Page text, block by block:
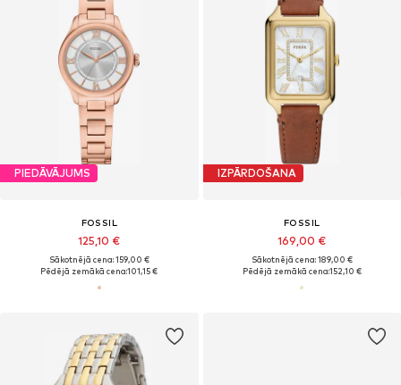
PIEDĀVĀJUMS
FOSSIL
125,10 €
Sākotnējā cena: 159,00 €
Pēdējā zemākā cena:101,15 €
IZPĀRDOŠANA
FOSSIL
169,00 €
Sākotnējā cena: 189,00 €
Pēdējā zemākā cena:152,10 €